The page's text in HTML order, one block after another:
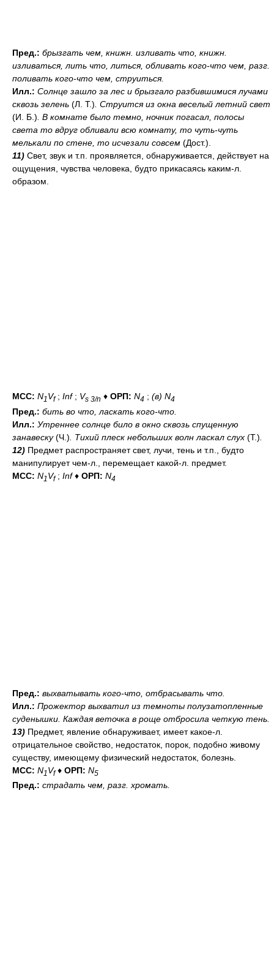
Пред.: брызгать чем книжн. изливать что книжн.
изливаться, лить что , литься, обливать кого-что чем разг.
поливать кого-что чем , струиться.
Илл.: Солнце зашло за лес и брызгало разбившимися лучами
сквозь зелень (Л. Т.) . Струится из окна веселый летний свет
(И. Б.) В комнате было темно, ночник погасал, полосы
света то вдруг обливали всю комнату, то чуть-чуть
мелькали по стене, то исчезали совсем (Дост.).
11) Свет, звук и т.п. проявляется, обнаруживается, действует на
ощущения, чувства человека, будто прикасаясь каким-л.
образом.
МСС: N1 Vf; Inf; Vs 3/n ♦ ОРП: N4 ; (в) N4
Пред.: бить во что , ласкать кого-что
Илл.: Утреннее солнце било в окно сквозь спущенную
занавеску(Ч.) . Тихий плеск небольших волн ласкал слух (Т.)
12) Предмет распространяет свет, лучи, тень и т.п., будто
манипулирует чем-л., перемещает какой-л. предмет.
МСС: N1 Vf; Inf ♦ ОРП: N4
Пред.: выхватывать кого-что , отбрасывать что
Илл.: Прожектор выхватил из темноты полузатопленные
суденышки. Каждая веточка в роще отбросила четкую тень.
13) Предмет, явление обнаруживает, имеет какое-л.
отрицательное свойство, недостаток, порок, подобно живому
существу, имеющему физический недостаток, болезнь.
МСС: N1 Vf ♦ ОРП: N5
Пред.: страдать чем, разг. хромать.